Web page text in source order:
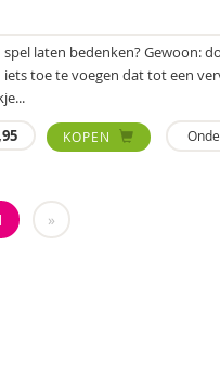
laten bedenken? Gewoon:
toe te voegen dat tot een
KOPEN
»